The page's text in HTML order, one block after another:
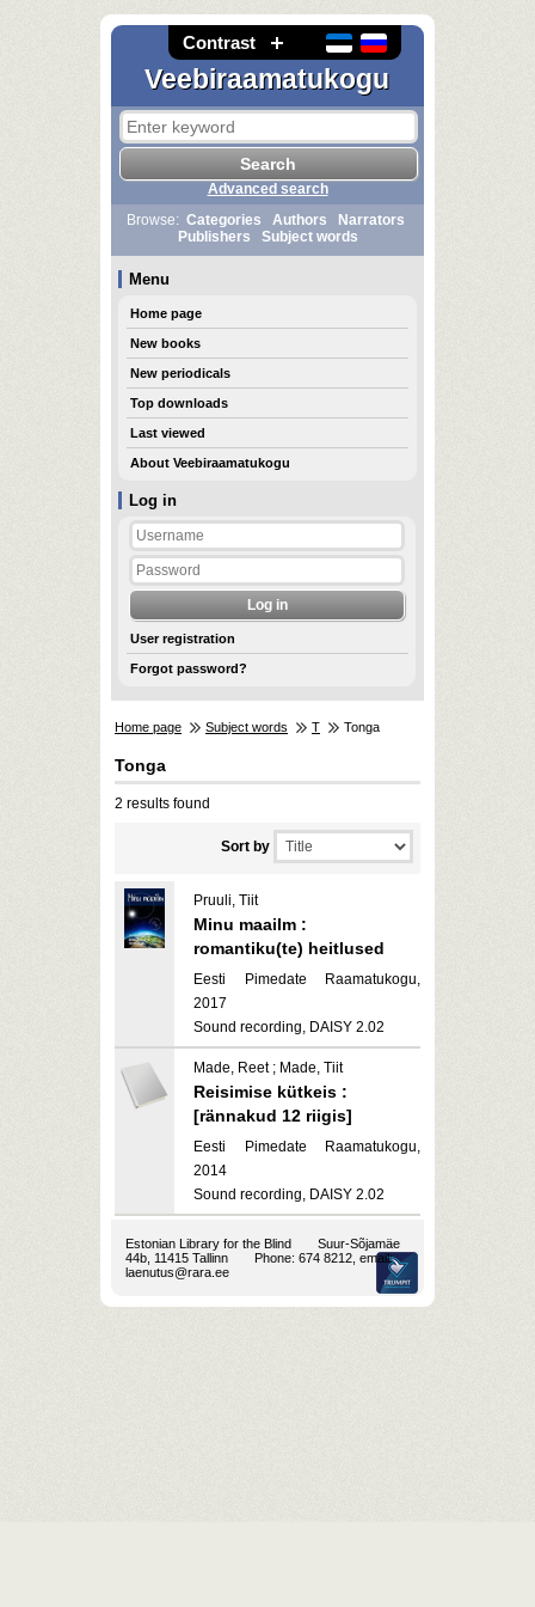
Contrast
Veebiraamatukogu
Log in
User registration
Forgot password?
Advanced search
Browse: Categories Authors
Narrators
Publishers
Subject words
Menu
Home page
New books
New periodicals
Top downloads
Last viewed
About Veebiraamatukogu
Home page Subject words T Tonga
Tonga
2 results found
Sort by
Pruuli, Tiit
Minu maailm :
romantiku(te) heitlused
Eesti Pimedate Raamatukogu,
2017
Sound recording, DAISY 2.02
Made, Reet ; Made, Tiit
Reisimise kütkeis :
[rännakud 12 riigis]
Eesti Pimedate Raamatukogu,
2014
Sound recording, DAISY 2.02
Estonian Library for the Blind
Suur-Sõjamäe
44b, 11415 Tallinn
Phone: 674 8212, email:
laenutus@rara.ee